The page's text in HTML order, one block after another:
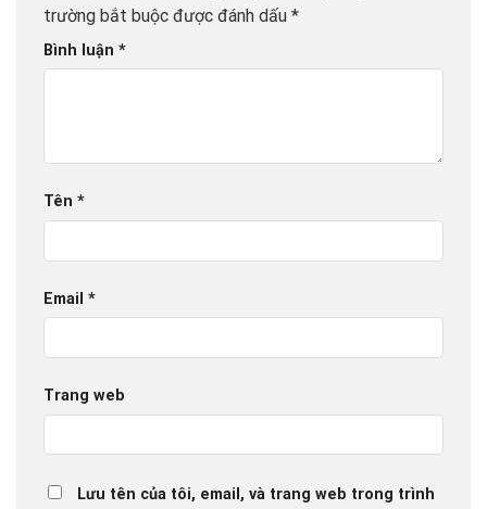
trường bắt buộc được đánh dấu *
Bình luận *
Tên *
Email *
Trang web
Lưu tên của tôi, email, và trang web trong trình